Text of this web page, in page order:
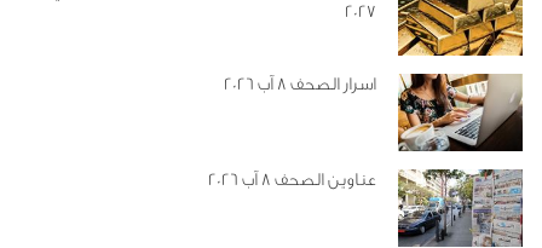
2027
اسرار الصحف 8 آب 2026
عناوين الصحف 8 آب 2026